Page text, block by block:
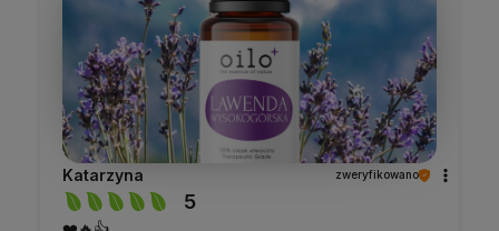
Katarzyna zweryfikowano
5